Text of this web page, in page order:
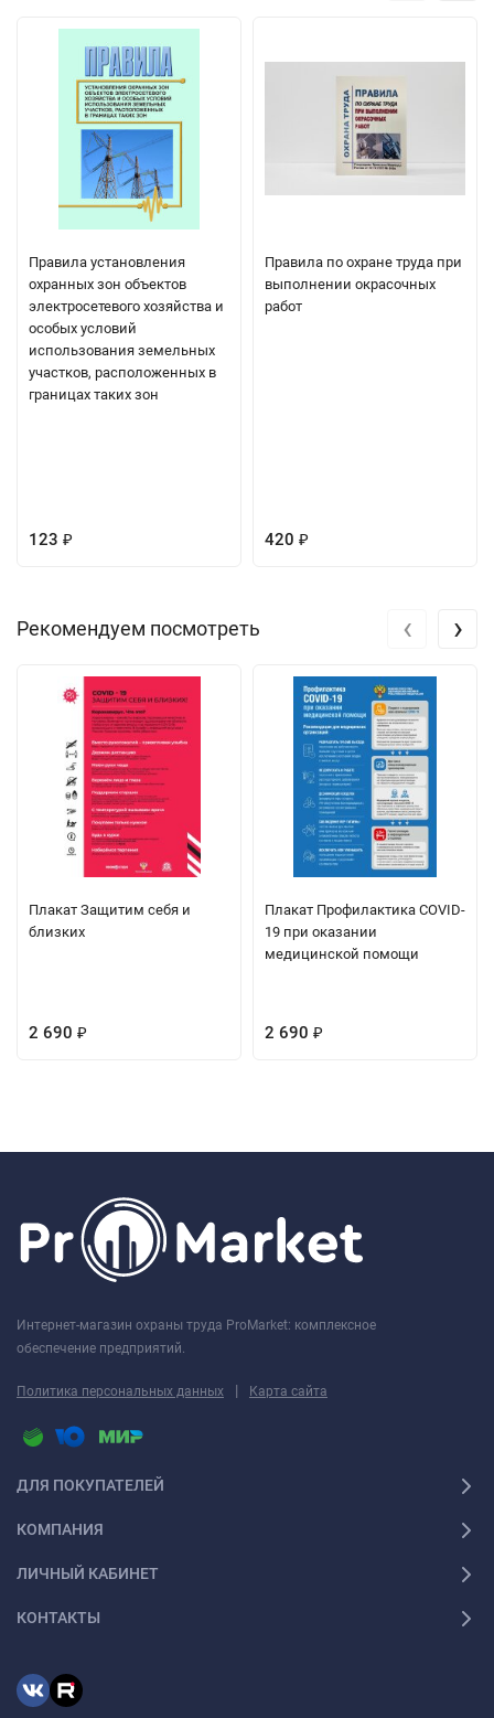
Правила установления
охранных зон объектов
электросетевого хозяйства и
особых условий
использования земельных
участков, расположенных в
границах таких зон
123 ₽
Правила по охране труда при
выполнении окрасочных
работ
420 ₽
Рекомендуем посмотреть
Плакат Защитим себя и
близких
2 690 ₽
Плакат Профилактика COVID-
19 при оказании
медицинской помощи
2 690 ₽
‹ ›
Интернет-магазин охраны труда ProMarket: комплексное
обеспечение предприятий.
Политика персональных данных | Карта сайта
ДЛЯ ПОКУПАТЕЛЕЙ
КОМПАНИЯ
ЛИЧНЫЙ КАБИНЕТ
КОНТАКТЫ